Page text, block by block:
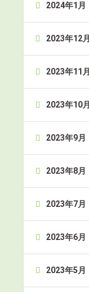
2024年1月
2023年12月
2023年11月
2023年10月
2023年9月
2023年8月
2023年7月
2023年6月
2023年5月